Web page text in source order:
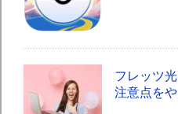
フレッツ
注意点を